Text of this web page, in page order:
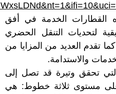
القطارات الخدمة في أفق
لتحديات التنقل الحضري
تقدم العديد من المزايا من
والاستدامة.
تحقق وتيرة قد تصل إلى
دقائق، على مستوى ثلاثة خطوط: هي